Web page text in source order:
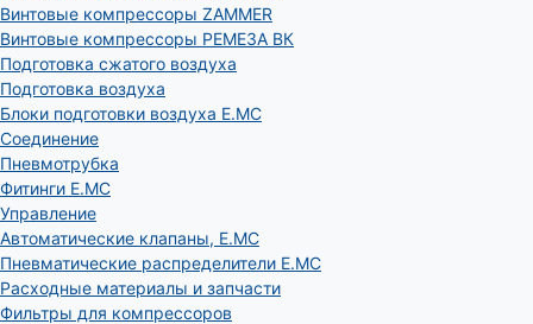
Винтовые компрессоры ZAMMER
Винтовые компрессоры РЕМЕЗА ВК
Подготовка сжатого воздуха
Подготовка воздуха
Блоки подготовки воздуха E.MC
Соединение
Пневмотрубка
Фитинги E.MC
Управление
Автоматические клапаны, Е.МС
Пневматические распределители E.MC
Расходные материалы и запчасти
Фильтры для компрессоров